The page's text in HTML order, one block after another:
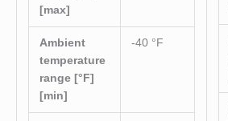
[max]
Ambient
temperature
range [°F]
[min]
-40 °F